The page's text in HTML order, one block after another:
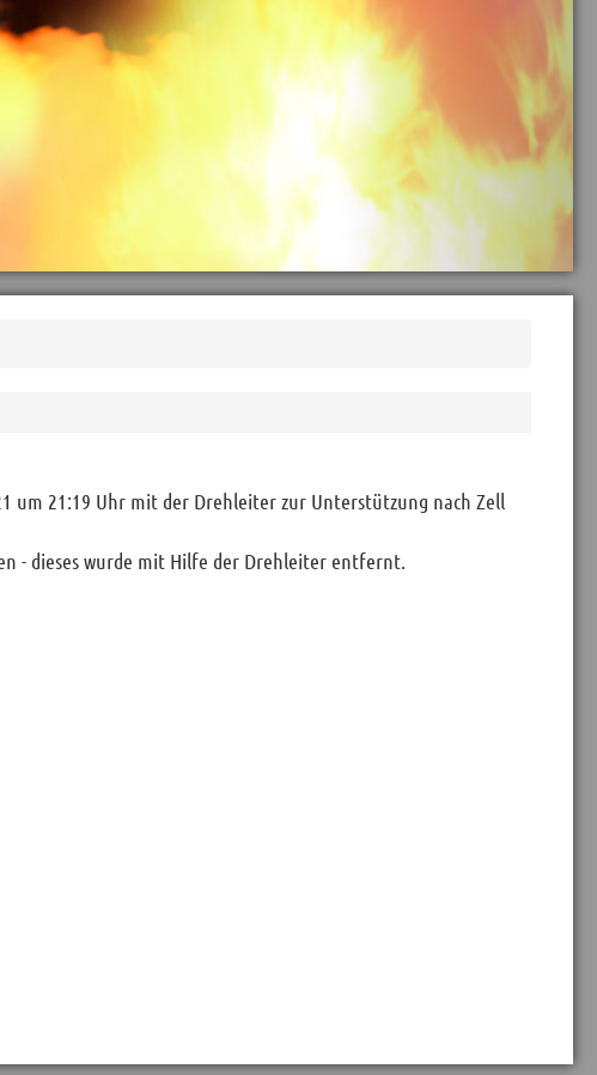
um 21:19 Uhr mit der Drehleiter zur Unterstützung nach Zell
- dieses wurde mit Hilfe der Drehleiter entfernt.